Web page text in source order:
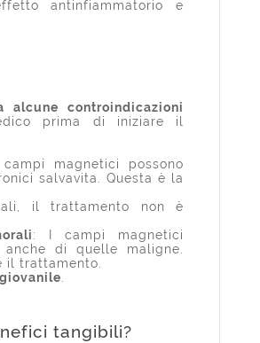
antinfiammatorio e
alcune controindicazioni
prima di iniziare il
magnetici possono
salvavita. Questa è la
il trattamento non è
: I campi magnetici
di quelle maligne.
il trattamento.
tangibili?